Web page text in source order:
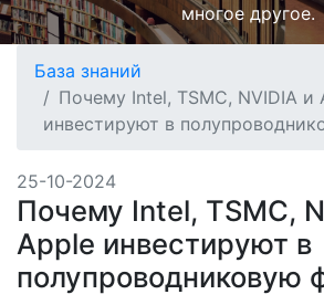
многое другое.
База знаний
Почему Intel, TSMC, NVIDIA и
инвестируют в
25-10-2024
Почему Intel, TSMC,
Apple инвестируют в
полупроводниковую